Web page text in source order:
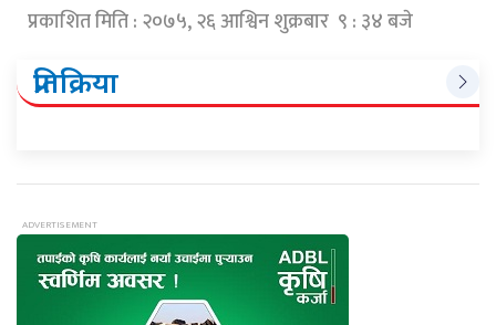
प्रकाशित मिति : २०७५, २६ आश्विन शुक्रबार ९ : ३४ बजे
प्रतिक्रिया